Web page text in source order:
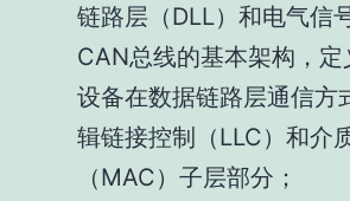
链路层（DLL）和电气信
CAN总线的基本架构，
设备在数据链路层通信方
辑链接控制（LLC）和介
（MAC）子层部分；